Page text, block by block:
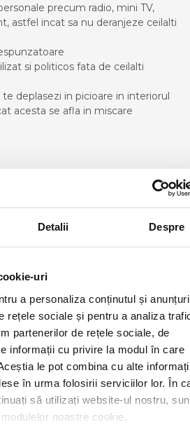
Detalii Despre
uri
a personaliza conținutul și
rețele sociale și pentru a analiza
partenerilor de rețele sociale, de
informații cu privire la modul în care
le pot combina cu alte
în urma folosirii serviciilor lor. În
să utilizați website-ul nostru,
noastre cookie.
precum radio, mini TV,
astfel incat sa nu deranjeze ceilalti
si politicos fata de ceilalti
deplasezi in picioare in interiorul
acesta se afla in miscare
catre Trieste:
MEDGIDIA
MEDIAS
MOINESTI
NUSFALAU
OLTENITA
ONESTI
ORADEA
ORSOVA
PASCANI
PERISOR
PETROSANI